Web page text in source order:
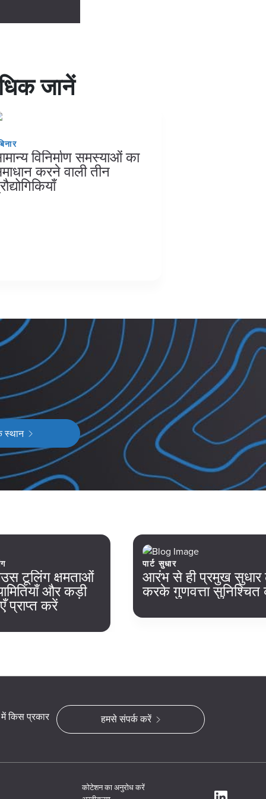
जानें
विनिर्माण समस्याओं का
करने वाली तीन
स्थान
टूलिंग क्षमताओं
और कड़ी
प्राप्त करें
पार्ट सुधार
आरंभ से ही प्रमुख सुधार
करके गुणवत्ता
में किस प्रकार
हमसे संपर्क करें
कोटेशन का अनुरोध करें